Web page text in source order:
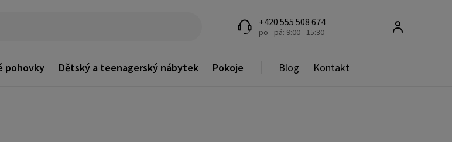
+420 555 508 674
po - pá: 9:00 - 15:30
pohovky Dětský a teenagerský nábytek Pokoje Blog Kontakt